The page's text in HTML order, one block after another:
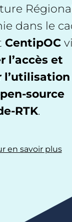
dans le
CentipOC
l’accès et
l’utilisation
source
RTK.
en savoir plus